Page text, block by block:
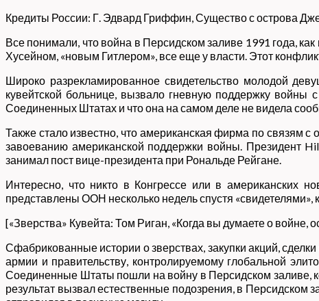
Кредиты России: Г. Эдвард Гриффин, Существо с острова
Все понимали, что война в Персидском заливе 1991 года,
Хусейном, «новым Гитлером», все еще у власти. Этот
Широко разрекламированное свидетельство молодой
кувейтской больнице, вызвало гневную поддержку
Соединенных Штатах и ​​что она на самом деле не видела
Также стало известно, что американская фирма по связям
завоеванию американской поддержки войны. Президент
занимал пост вице-президента при Рональде Рейгане.
Интересно, что никто в Конгрессе или в американских
представлены ООН несколько недель спустя
[«Зверства» Кувейта: Том Риган, «Когда вы думаете о войне,
Сфабрикованные истории о зверствах, закупки акций,
армии и правительству, контролируемому глобальной
Соединенные Штаты пошли на войну в Персидском заливе,
результат вызвал естественные подозрения, в Персидском